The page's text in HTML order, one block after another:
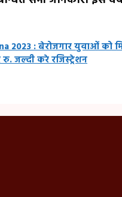
2023 : बेरोजगार युवाओं को
जल्दी करे रजिस्ट्रेशन